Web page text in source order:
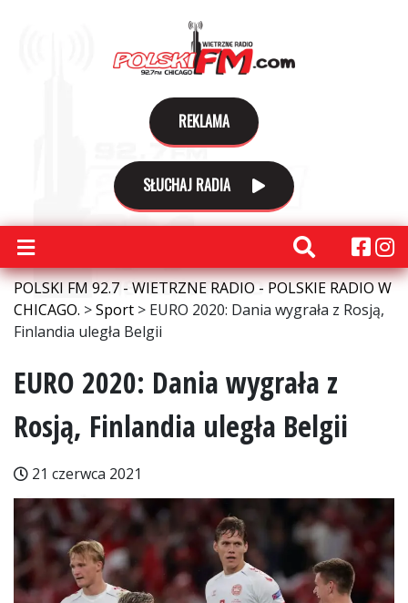
REKLAMA
SŁUCHAJ RADIA
POLSKI FM 92.7 - WIETRZNE RADIO - POLSKIE RADIO W
CHICAGO. >Sport > EURO 2020: Dania wygrała z Rosją,
Finlandia uległa Belgii
EURO 2020: Dania wygrała z
Rosją, Finlandia uległa Belgii
21 czerwca 2021